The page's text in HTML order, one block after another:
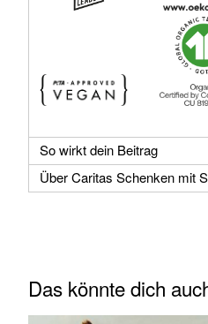
So wirkt dein Beitrag
Über Caritas Schenken mit
Das könnte dich